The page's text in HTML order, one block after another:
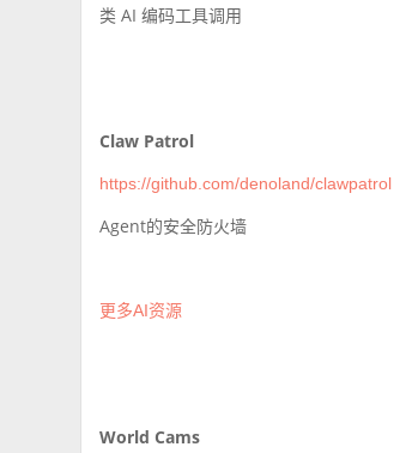
类 AI 编码工具调用
Claw Patrol
https://github.com/denoland/clawpatrol
Agent的安全防火墙
更多AI资源
World Cams